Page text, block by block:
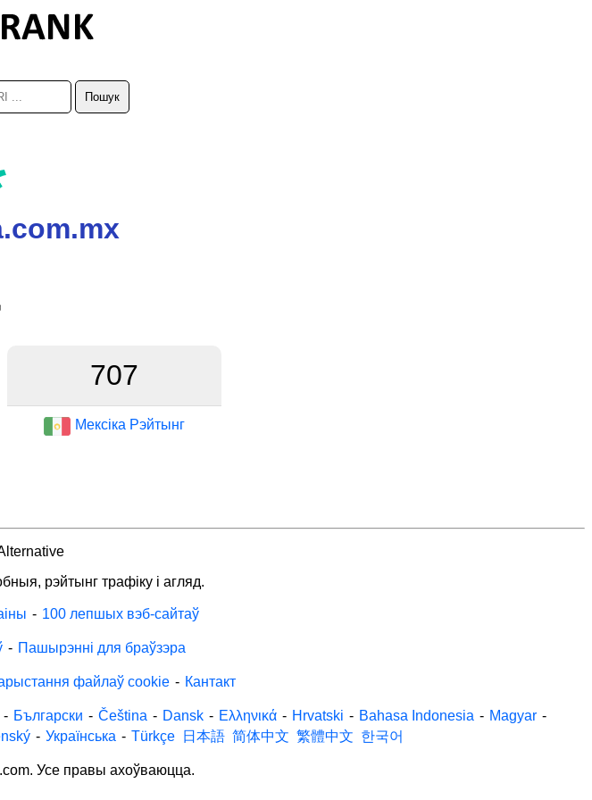
707
Мексіка Рэйтынг
рэйтынг трафіку і агляд.
- 100 лепшых вэб-сайтаў
- Пашырэнні для браўзэра
файлаў cookie - Кантакт
- Български - Čeština - Dansk - Ελληνικά - Hrvatski - Bahasa Indonesia - Magyar -
- Українська - Türkçe 日本語 简体中文 繁體中文 한국어
Усе правы ахоўваюцца.